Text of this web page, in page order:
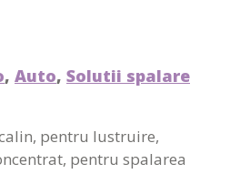
, Auto, Solutii spalare
pentru lustruire,
pentru spalarea